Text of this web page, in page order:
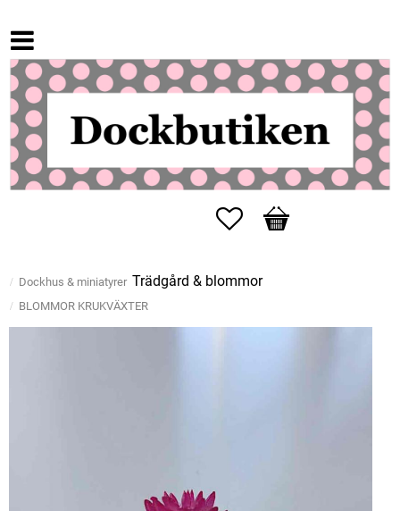
Favoriter
Kundvagn
Dockhus & miniatyrer Trädgård & blommor
BLOMMOR KRUKVÄXTER